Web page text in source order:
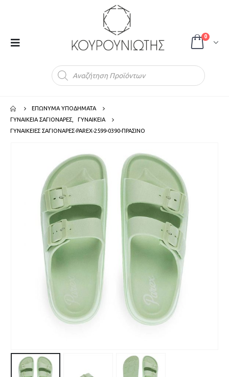
0
ΕΠΩΝΥΜΑ ΥΠΟΔΗΜΑΤΑ
ΓΥΝΑΙΚΕΙΑ ΣΑΓΙΟΝΑΡΕΣ
ΓΥΝΑΙΚΕΙΑ
ΓΥΝΑΙΚΕΙΕΣ ΣΑΓΙΟΝΑΡΕΣ-PAREX-2599-0390-ΠΡΑΣΙΝΟ